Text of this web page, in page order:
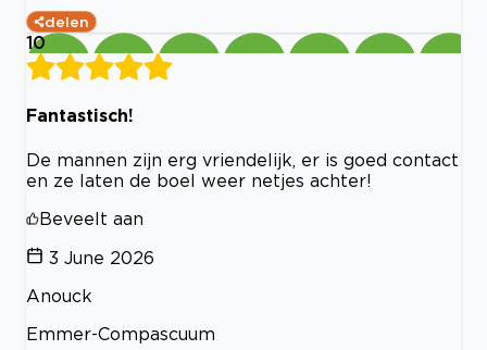
delen
10
Fantastisch!
De mannen zijn erg vriendelijk, er is goed contact
en ze laten de boel weer netjes achter!
Beveelt aan
3 June 2026
Anouck
Emmer-Compascuum